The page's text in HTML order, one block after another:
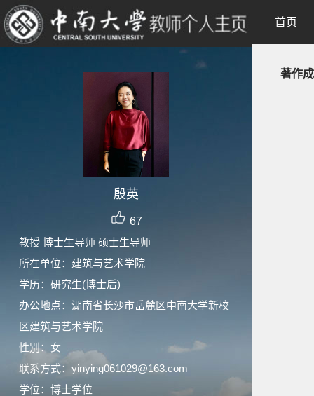
殷英
67
教授 博士生导师 硕士生导师
所在单位：建筑与艺术学院
学历：研究生(博士后)
办公地点：湖南省长沙市岳麓区中南大学新校
区建筑与艺术学院
性别：女
联系方式：yinying061029@163.com
学位：博士学位
首页
著作